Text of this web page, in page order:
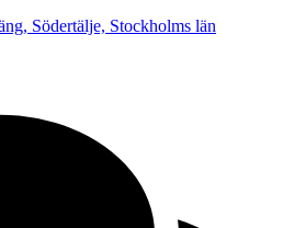
Södertälje, Stockholms län